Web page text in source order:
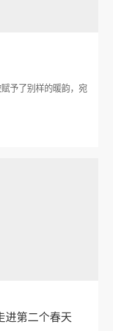
予了别样的暖韵，宛
进第二个春天